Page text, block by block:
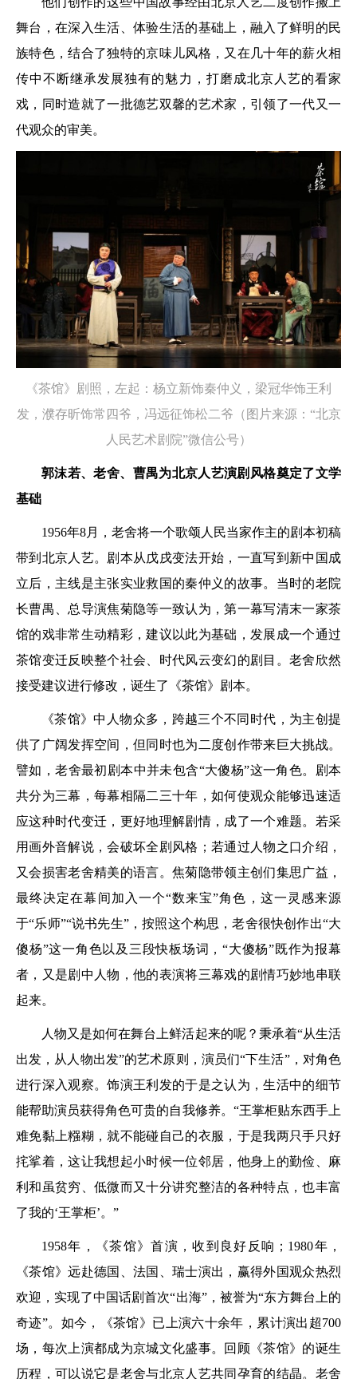
舞台，在深入生活、体验生活的基础上，融入了鲜明的民
族特色，结合了独特的京味儿风格，又在几十年的薪火相
传中不断继承发展独有的魅力，打磨成北京人艺的看家
戏，同时造就了一批德艺双馨的艺术家，引领了一代又一
代观众的审美。
《茶馆》剧照，左起：杨立新饰秦仲义，梁冠华饰王利
发，濮存昕饰常四爷，冯远征饰松二爷（图片来源：“北京
人民艺术剧院”微信公号）
郭沫若、老舍、曹禺为北京人艺演剧风格奠定了文学
基础
1956年8月，老舍将一个歌颂人民当家作主的剧本初稿
带到北京人艺。剧本从戊戌变法开始，一直写到新中国成
立后，主线是主张实业救国的秦仲义的故事。当时的老院
长曹禺、总导演焦菊隐等一致认为，第一幕写清末一家茶
馆的戏非常生动精彩，建议以此为基础，发展成一个通过
茶馆变迁反映整个社会、时代风云变幻的剧目。老舍欣然
接受建议进行修改，诞生了《茶馆》剧本。
《茶馆》中人物众多，跨越三个不同时代，为主创提
供了广阔发挥空间，但同时也为二度创作带来巨大挑战。
譬如，老舍最初剧本中并未包含“大傻杨”这一角色。剧本
共分为三幕，每幕相隔二三十年，如何使观众能够迅速适
应这种时代变迁，更好地理解剧情，成了一个难题。若采
用画外音解说，会破坏全剧风格；若通过人物之口介绍，
又会损害老舍精美的语言。焦菊隐带领主创们集思广益，
最终决定在幕间加入一个“数来宝”角色，这一灵感来源
于“乐师”“说书先生”，按照这个构思，老舍很快创作出“大
傻杨”这一角色以及三段快板场词，“大傻杨”既作为报幕
者，又是剧中人物，他的表演将三幕戏的剧情巧妙地串联
起来。
人物又是如何在舞台上鲜活起来的呢？秉承着“从生活
出发，从人物出发”的艺术原则，演员们“下生活”，对角色
进行深入观察。饰演王利发的于是之认为，生活中的细节
能帮助演员获得角色可贵的自我修养。“王掌柜贴东西手上
难免黏上糨糊，就不能碰自己的衣服，于是我两只手只好
挓挲着，这让我想起小时候一位邻居，他身上的勤俭、麻
利和虽贫穷、低微而又十分讲究整洁的各种特点，也丰富
了我的‘王掌柜’。”
1958年，《茶馆》首演，收到良好反响；1980年，
《茶馆》远赴德国、法国、瑞士演出，赢得外国观众热烈
欢迎，实现了中国话剧首次“出海”，被誉为“东方舞台上的
奇迹”。如今，《茶馆》已上演六十余年，累计演出超700
场，每次上演都成为京城文化盛事。回顾《茶馆》的诞生
历程，可以说它是老舍与北京人艺共同孕育的结晶。老舍